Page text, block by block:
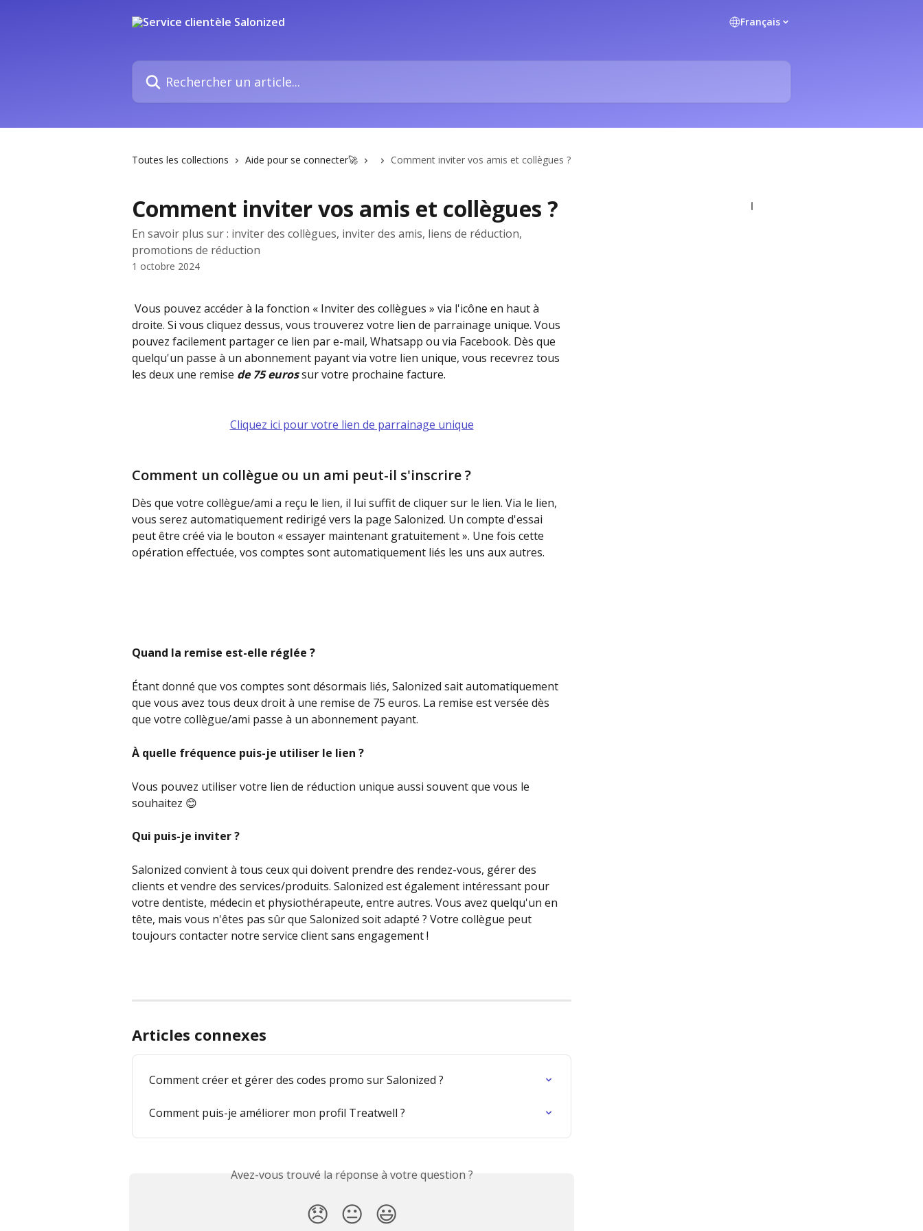
Français
Rechercher un article...
Toutes les collections Aide pour se connecter🚀 Comment inviter vos amis et collègues ?
Comment inviter vos amis et collègues ?
En savoir plus sur : inviter des collègues, inviter des amis, liens de réduction,
promotions de réduction
1 octobre 2024
droite. Si vous cliquez dessus, vous trouverez votre lien de parrainage unique. Vous
pouvez facilement partager ce lien par e-mail, Whatsapp ou via Facebook. Dès que
quelqu'un passe à un abonnement payant via votre lien unique, vous recevrez tous
les deux une remise de 75 euros sur votre prochaine facture.
Cliquez ici pour votre lien de parrainage unique
Comment un collègue ou un ami peut-il s'inscrire ?
Dès que votre collègue/ami a reçu le lien, il lui suffit de cliquer sur le lien. Via le lien,
vous serez automatiquement redirigé vers la page Salonized. Un compte d'essai
peut être créé via le bouton « essayer maintenant gratuitement ». Une fois cette
opération effectuée, vos comptes sont automatiquement liés les uns aux autres.
Quand la remise est-elle réglée ?
Étant donné que vos comptes sont désormais liés, Salonized sait automatiquement
que vous avez tous deux droit à une remise de 75 euros. La remise est versée dès
que votre collègue/ami passe à un abonnement payant.
À quelle fréquence puis-je utiliser le lien ?
Vous pouvez utiliser votre lien de réduction unique aussi souvent que vous le
souhaitez 😊
Qui puis-je inviter ?
Salonized convient à tous ceux qui doivent prendre des rendez-vous, gérer des
clients et vendre des services/produits. Salonized est également intéressant pour
votre dentiste, médecin et physiothérapeute, entre autres. Vous avez quelqu'un en
tête, mais vous n'êtes pas sûr que Salonized soit adapté ? Votre collègue peut
toujours contacter notre service client sans engagement !
Articles connexes
Comment créer et gérer des codes promo sur Salonized ?
Comment puis-je améliorer mon profil Treatwell ?
Avez-vous trouvé la réponse à votre question ?
😞 😐 😃